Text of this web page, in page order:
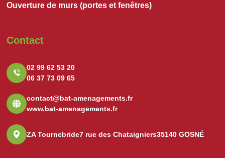
Ouverture de murs (portes et fenêtres)
Contact
02 99 62 53 20
06 37 73 09 65
contact@bat-amenagements.fr
www.bat-amenagements.fr
ZA Tournebride7 rue des Chataigniers35140 GOSNÉ